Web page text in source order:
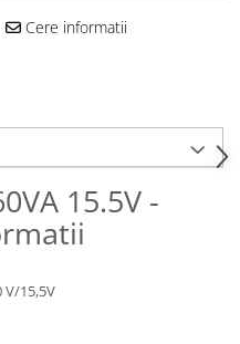
Cere informatii
15.5V -
15,5V